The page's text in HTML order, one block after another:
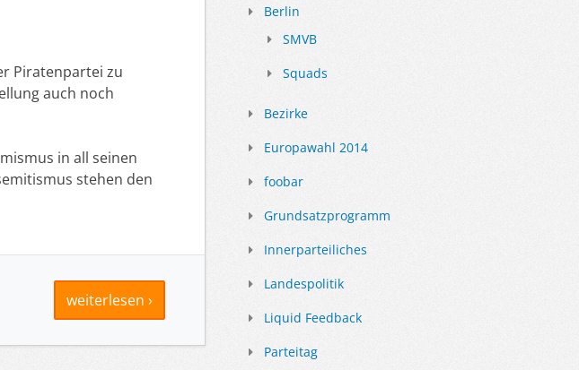
Piratenpartei zu
auch noch
in all seinen
stehen den
weiterlesen ›
Berlin
SMVB
Squads
Bezirke
Europawahl 2014
foobar
Grundsatzprogramm
Innerparteiliches
Landespolitik
Liquid Feedback
Parteitag